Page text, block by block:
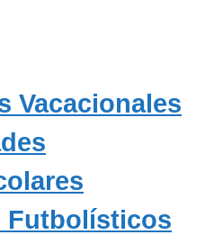
Vacacionales
Futbolísticos